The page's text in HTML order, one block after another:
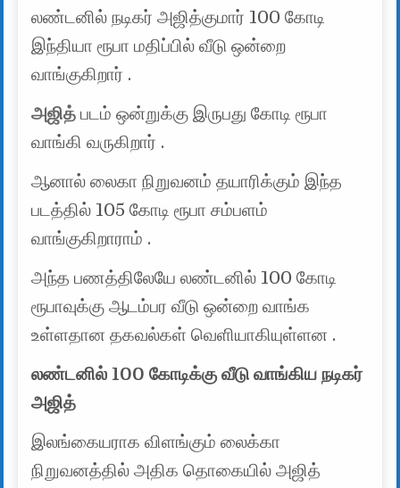
லண்டனில் நடிகர் அஜித்குமார் 100 கோடி
இந்தியா ரூபா மதிப்பில் வீடு ஒன்றை
வாங்குகிறார் .
அஜித்படம் ஒன்றுக்கு இருபது கோடி ரூபா
வாங்கி வருகிறார் .
ஆனால் லைகா நிறுவனம் தயாரிக்கும் இந்த
படத்தில் 105 கோடி ரூபா சம்பளம்
வாங்குகிறாராம் .
அந்த பணத்திலேயே லண்டனில் 100 கோடி
ரூபாவுக்கு ஆடம்பர வீடு ஒன்றை வாங்க
உள்ளதான தகவல்கள் வெளியாகியுள்ளன .
லண்டனில் 100 கோடிக்கு வீடு வாங்கிய நடிகர்
அஜித்
இலங்கையராக விளங்கும் லைக்கா
நிறுவனத்தில் அதிக தொகையில் அஜித்